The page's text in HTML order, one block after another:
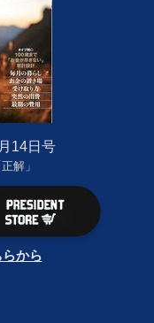
14日号
解」
から